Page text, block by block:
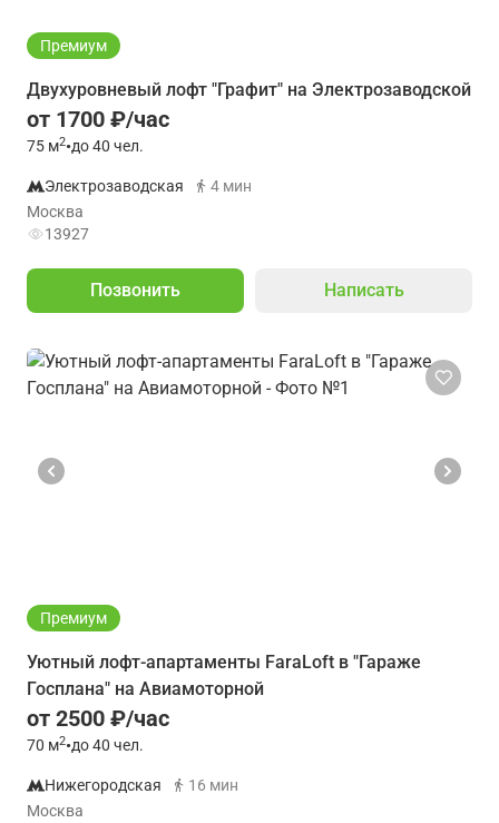
Премиум
Двухуровневый лофт "Графит" на Электрозаводской
от 1700 ₽/час
75 м2•до 40 чел.
Электрозаводская
4 мин
Москва
13927
Позвонить Написать
Премиум
Уютный лофт-апартаменты FaraLoft в "Гараже
Госплана" на Авиамоторной
от 2500 ₽/час
70 м2•до 40 чел.
Нижегородская
16 мин
Москва